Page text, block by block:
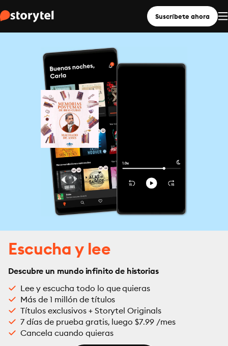
Suscríbete ahora
Escucha y lee
Descubre un mundo infinito de historias
Lee y escucha todo lo que quieras
Más de 1 millón de títulos
Títulos exclusivos + Storytel Originals
7 días de prueba gratis, luego $7.99 /mes
Cancela cuando quieras